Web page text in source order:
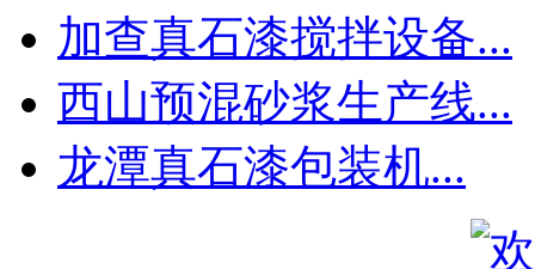
加查真石漆搅拌设备...
西山预混砂浆生产线...
龙潭真石漆包装机...